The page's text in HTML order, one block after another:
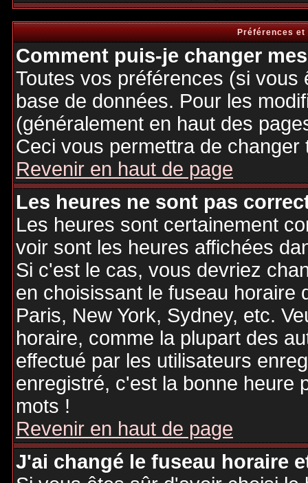
Préférences
Comment puis-je changer
Toutes vos préférences (si
base de données. Pour les
(généralement en haut des
Ceci vous permettra de
Revenir en haut de page
Les heures ne sont pas
Les heures sont certainement
voir sont les heures affichées
Si c'est le cas, vous devriez
en choisissant le fuseau horaire
Paris, New York, Sydney, etc.
horaire, comme la plupart des
effectué par les utilisateurs
enregistré, c'est la bonne heure
mots !
Revenir en haut de page
J'ai changé le fuseau horaire